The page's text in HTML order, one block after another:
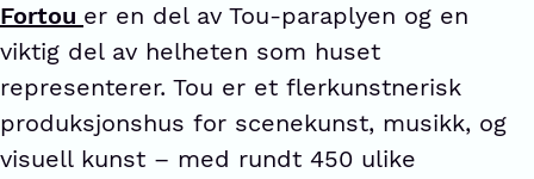
Fortou er en del av Tou-paraplyen og en
viktig del av helheten som huset
representerer. Tou er et flerkunstnerisk
produksjonshus for scenekunst, musikk, og
visuell kunst – med rundt 450 ulike